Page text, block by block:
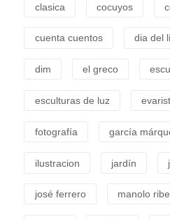
clasica cocuyos
cuenta cuentos dia del
dim el greco
esculturas de luz
fotografía garcía
ilustracion jardín
josé ferrero manolo